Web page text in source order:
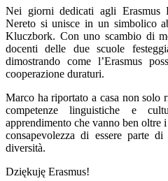
Nei giorni dedicati agli Erasmus
Nereto si unisce in un simbolico
Kluczbork. Con uno scambio di
docenti delle due scuole
dimostrando come l’Erasmus
cooperazione duraturi.
Marco ha riportato a casa non
competenze linguistiche e
apprendimento che vanno ben oltre
consapevolezza di essere parte
diversità.
Dziękuję Erasmus!